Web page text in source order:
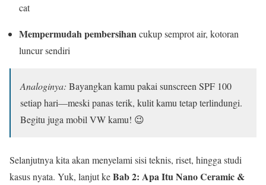
cat
Mempermudah pembersihan cukup semprot air, kotoran
luncur sendiri
Analoginya: Bayangkan kamu pakai sunscreen SPF 100
setiap hari—meski panas terik, kulit kamu tetap terlindungi.
Begitu juga mobil VW kamu! 😉
Selanjutnya kita akan menyelami sisi teknis, riset, hingga studi
kasus nyata. Yuk, lanjut keBab 2: Apa Itu Nano Ceramic &